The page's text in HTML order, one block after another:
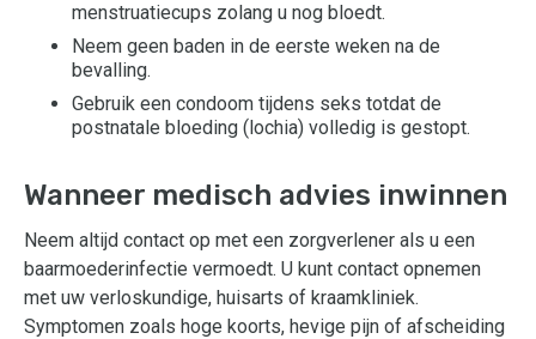
menstruatiecups zolang u nog bloedt.
Neem geen baden in de eerste weken na de
bevalling.
Gebruik een condoom tijdens seks totdat de
postnatale bloeding (lochia) volledig is gestopt.
Wanneer medisch advies inwinnen
Neem altijd contact op met een zorgverlener als u een
baarmoederinfectie vermoedt. U kunt contact opnemen
met uw verloskundige, huisarts of kraamkliniek.
Symptomen zoals hoge koorts, hevige pijn of afscheiding